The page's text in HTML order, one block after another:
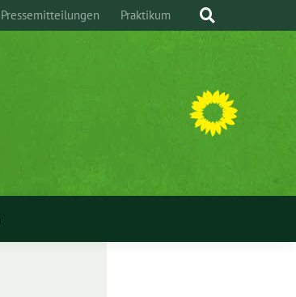
Pressemitteilungen Praktikum